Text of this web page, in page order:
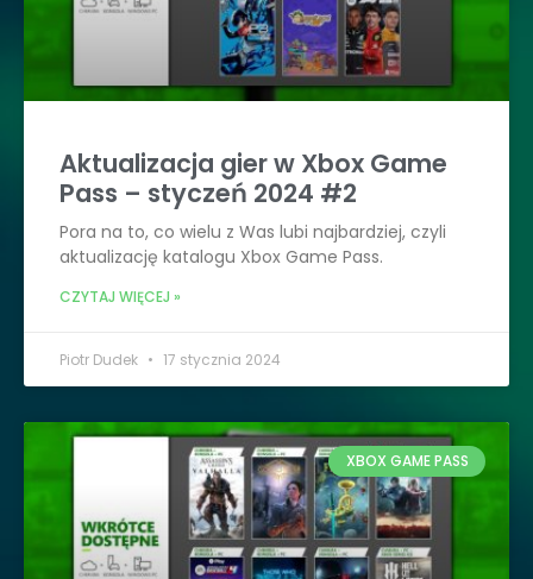
Aktualizacja gier w Xbox Game
Pass – styczeń 2024 #2
Pora na to, co wielu z Was lubi najbardziej, czyli
aktualizację katalogu Xbox Game Pass.
CZYTAJ WIĘCEJ »
Piotr Dudek 17 stycznia 2024
XBOX GAME PASS